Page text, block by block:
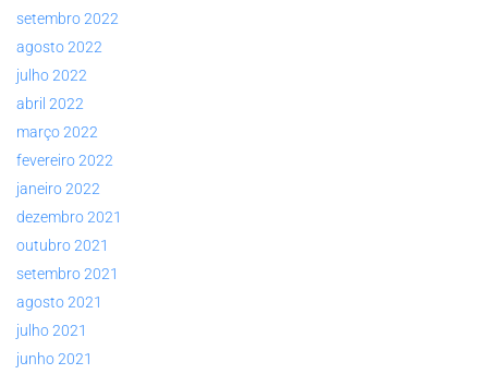
setembro 2022
agosto 2022
julho 2022
abril 2022
março 2022
fevereiro 2022
janeiro 2022
dezembro 2021
outubro 2021
setembro 2021
agosto 2021
julho 2021
junho 2021